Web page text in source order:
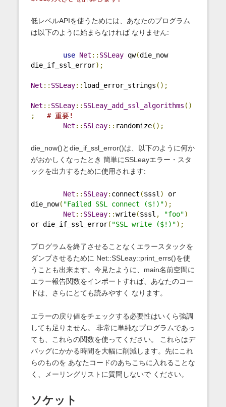
低レベルAPIを使うためには、あなたのプログラム
は以下のように始まらなければ なりません:
use Net :: SSLeay qw(die_now
die_if_ssl_error);
Net :: SSLeay:: load_error_strings ();
Net :: SSLeay:: SSLeay_add_ssl_algorithms ()
;
# 重要!
Net :: SSLeay:: randomize();
die_now()とdie_if_ssl_error()は、以下のように何か
がおかしくなったとき 簡単にSSLeayエラー・スタ
ックを出力するために使用されます:
Net :: SSLeay: connect ($ssl )
or
die_now( "Failed SSL connect ($!)");
Net :: SSLeay::write($ssl , "foo")
or die_if_ssl_error( "SSL write ($!)");
プログラムを終了させることなくエラースタックを
ダンプさせるために Net::SSLeay::print_errs()を使
うことも出来ます。今見たように、main名前空間に
エラー報告関数をインポートすれば、あなたのコー
ドは、さらにとても読みやすく なります。
エラーの戻り値をチェックする必要性はいくら強調
しても足りません。 非常に単純なプログラムであっ
ても、これらの関数を使ってください。 これらはデ
バッグにかかる時間を大幅に削減します。先にこれ
らのものを あなたコードのあちこちに入れることな
く、メーリングリストに質問しないで ください。
ソケット